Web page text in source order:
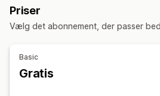
Priser
Vælg det abonnement, der passer
Basic
Gratis